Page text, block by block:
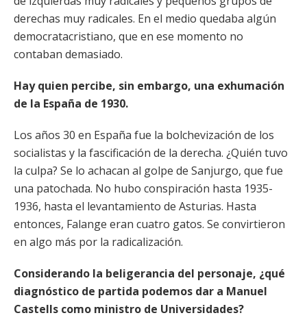
derechas muy radicales. En el medio quedaba algún
democratacristiano, que en ese momento no
contaban demasiado.
Hay quien percibe, sin embargo, una exhumación
de la España de 1930.
Los años 30 en España fue la bolchevización de los
socialistas y la fascificación de la derecha. ¿Quién tuvo
la culpa? Se lo achacan al golpe de Sanjurgo, que fue
una patochada. No hubo conspiración hasta 1935-
1936, hasta el levantamiento de Asturias. Hasta
entonces, Falange eran cuatro gatos. Se convirtieron
en algo más por la radicalización.
Considerando la beligerancia del personaje, ¿qué
diagnóstico de partida podemos dar a Manuel
Castells como ministro de Universidades?